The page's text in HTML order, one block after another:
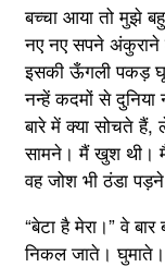
बच्चा आया तो मुझे
नए नए सपने
इसकी ऊँगली पकड़
नन्हें कदमों से
बारे में क्या सोचते
सामने। मैं खुश थी। मैं
वह जोश भी ठंडा
“बेटा है मेरा।” वे
निकल जाते।